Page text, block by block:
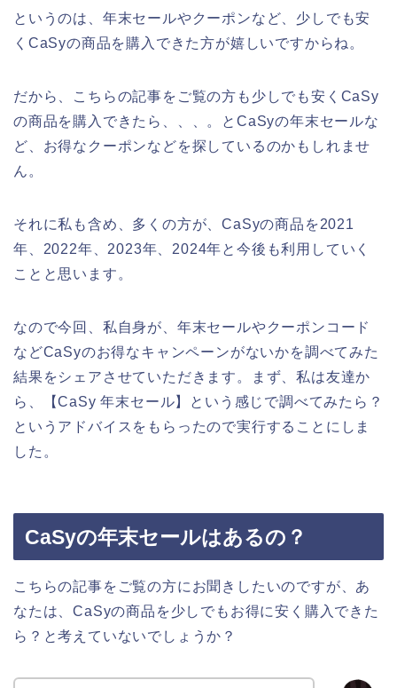
というのは、年末セールやクーポンなど、少しでも安
くCaSyの商品を購入できた方が嬉しいですからね。
だから、こちらの記事をご覧の方も少しでも安くCaSy
の商品を購入できたら、、、。とCaSyの年末セールな
ど、お得なクーポンなどを探しているのかもしれませ
ん。
それに私も含め、多くの方が、CaSyの商品を2021
年、2022年、2023年、2024年と今後も利用していく
ことと思います。
なので今回、私自身が、年末セールやクーポンコード
などCaSyのお得なキャンペーンがないかを調べてみた
結果をシェアさせていただきます。まず、私は友達か
ら、【CaSy 年末セール】という感じで調べてみたら？
というアドバイスをもらったので実行することにしま
した。
CaSyの年末セールはあるの？
こちらの記事をご覧の方にお聞きしたいのですが、あ
なたは、CaSyの商品を少しでもお得に安く購入できた
ら？と考えていないでしょうか？